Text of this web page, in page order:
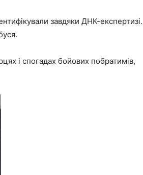
завдяки ДНК-експертизі.
і спогадах бойових побратимів,